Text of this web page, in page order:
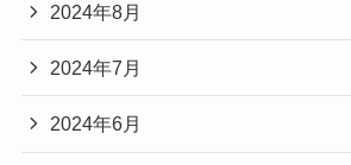
2024年8月
2024年7月
2024年6月